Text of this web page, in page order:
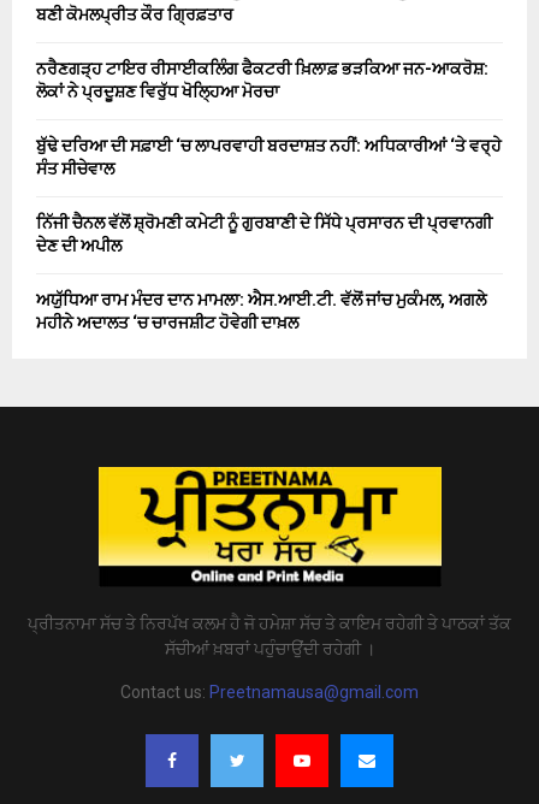
ਬਣੀ ਕੋਮਲਪ੍ਰੀਤ ਕੌਰ ਗ੍ਰਿਫ਼ਤਾਰ
ਨਰੈਣਗੜ੍ਹ ਟਾਇਰ ਰੀਸਾਈਕਲਿੰਗ ਫੈਕਟਰੀ ਖ਼ਿਲਾਫ਼ ਭੜਕਿਆ ਜਨ-ਆਕਰੋਸ਼:
ਲੋਕਾਂ ਨੇ ਪ੍ਰਦੂਸ਼ਣ ਵਿਰੁੱਧ ਖੋਲ੍ਹਿਆ ਮੋਰਚਾ
ਬੁੱਢੇ ਦਰਿਆ ਦੀ ਸਫ਼ਾਈ ‘ਚ ਲਾਪਰਵਾਹੀ ਬਰਦਾਸ਼ਤ ਨਹੀਂ: ਅਧਿਕਾਰੀਆਂ ‘ਤੇ ਵਰ੍ਹੇ
ਸੰਤ ਸੀਚੇਵਾਲ
ਨਿੱਜੀ ਚੈਨਲ ਵੱਲੋਂ ਸ਼੍ਰੋਮਣੀ ਕਮੇਟੀ ਨੂੰ ਗੁਰਬਾਣੀ ਦੇ ਸਿੱਧੇ ਪ੍ਰਸਾਰਨ ਦੀ ਪ੍ਰਵਾਨਗੀ
ਦੇਣ ਦੀ ਅਪੀਲ
ਅਯੁੱਧਿਆ ਰਾਮ ਮੰਦਰ ਦਾਨ ਮਾਮਲਾ: ਐਸ.ਆਈ.ਟੀ. ਵੱਲੋਂ ਜਾਂਚ ਮੁਕੰਮਲ, ਅਗਲੇ
ਮਹੀਨੇ ਅਦਾਲਤ ‘ਚ ਚਾਰਜਸ਼ੀਟ ਹੋਵੇਗੀ ਦਾਖ਼ਲ
ਪ੍ਰੀਤਨਾਮਾ ਸੱਚ ਤੇ ਨਿਰਪੱਖ ਕਲਮ ਹੈ ਜੋ ਹਮੇਸ਼ਾ ਸੱਚ ਤੇ ਕਾਇਮ ਰਹੇਗੀ ਤੇ ਪਾਠਕਾਂ ਤੱਕ
ਸੱਚੀਆਂ ਖ਼ਬਰਾਂ ਪਹੁੰਚਾਉਂਦੀ ਰਹੇਗੀ ।
Contact us: Preetnamausa@gmail.com